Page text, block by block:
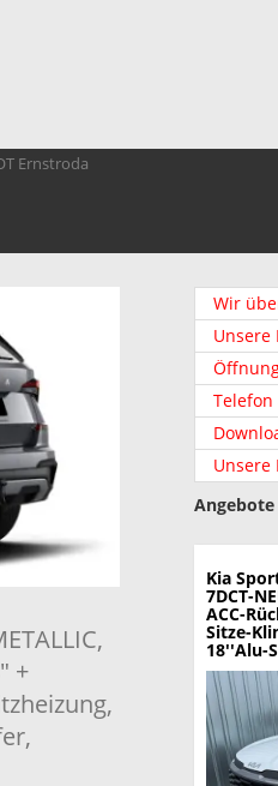
Ernstroda
+
Wir
Unsere
Telefon
Unsere
Kia
7DCT-
ACC-
Sitze-
18''Alu-